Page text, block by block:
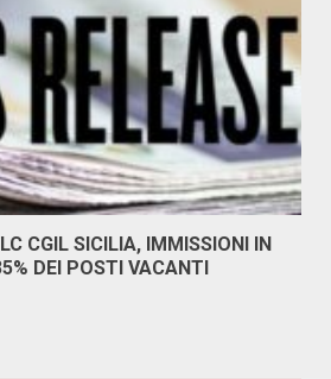
CGIL SICILIA, IMMISSIONI IN
DEI POSTI VACANTI